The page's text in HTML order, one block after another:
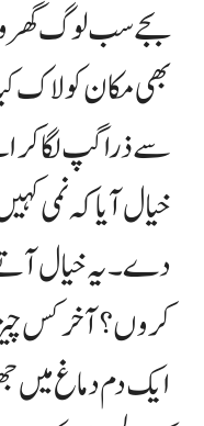
بھی مکان کو لاک
سے ذرا گپ لگا کر
خیال آیا کہ نمی
دے۔ یہ خیال آتے
کروں؟ آخر کس چیز
ایک دم دماغ میں